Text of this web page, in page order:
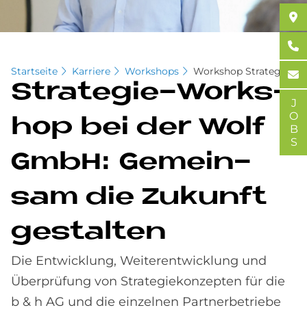
Startseite Karriere Workshops Workshop Strategie
Stra­te­gie-Work­s­
hop bei der Wolf
GmbH: Ge­mein­
sam die Zu­kun­ft
ge­stal­ten
Die Entwicklung, Weiterentwicklung und
Überprüfung von Strategiekonzepten für die
b & h AG und die einzelnen Partnerbetriebe
JOBS